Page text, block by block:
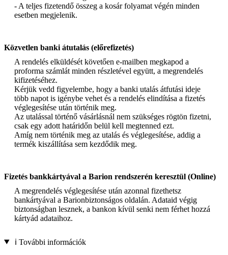
- A teljes fizetendő összeg a kosár folyamat végén minden
esetben megjelenik.
Közvetlen banki átutalás (előrefizetés)
A rendelés elküldését követően e-mailben megkapod a
proforma számlát minden részletével együtt, a megrendelés
kifizetéséhez.
Kérjük vedd figyelembe, hogy a banki utalás átfutási ideje
több napot is igénybe vehet és a rendelés elindítása a fizetés
véglegesítése után történik meg.
Az utalással történő vásárlásnál nem szükséges rögtön fizetni,
csak egy adott határidőn belül kell megtenned ezt.
Amíg nem történik meg az utalás és véglegesítése, addig a
termék kiszállítása sem kezdődik meg.
Fizetés bankkártyával a Barion rendszerén keresztül (Online)
A megrendelés véglegesítése után azonnal fizethetsz
bankártyával a Barionbiztonságos oldalán. Adataid végig
biztonságban lesznek, a bankon kívül senki nem férhet hozzá
kártyád adataihoz.
ℹ️ További információk